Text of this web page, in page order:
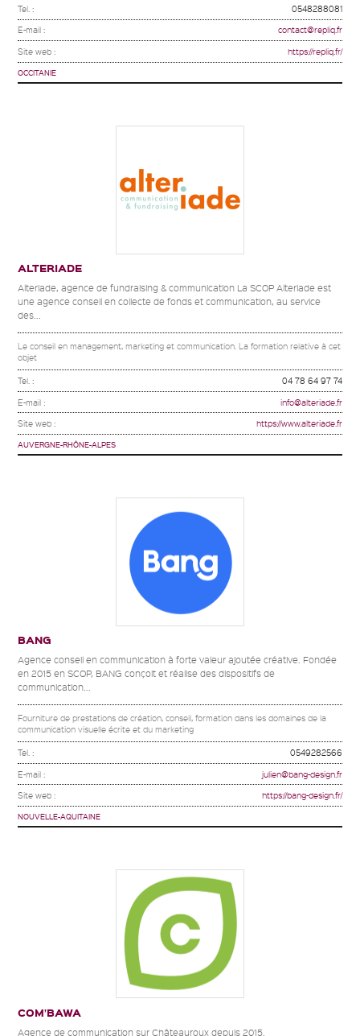
Tel. : 0548288081
E-mail : contact@repliq.fr
Site web : https://repliq.fr/
OCCITANIE
ALTERIADE
Alteriade, agence de fundraising & communication La SCOP Alteriade est
une agence conseil en collecte de fonds et communication, au service
des...
Le conseil en management, marketing et communication. La formation relative à cet
objet
Tel. : 04 78 64 97 74
E-mail : info@alteriade.fr
Site web : https://www.alteriade.fr
AUVERGNE-RHÔNE-ALPES
BANG
Agence conseil en communication à forte valeur ajoutée créative. Fondée
en 2015 en SCOP, BANG conçoit et réalise des dispositifs de
communication...
Fourniture de prestations de création, conseil, formation dans les domaines de la
communication visuelle écrite et du marketing
Tel. : 0549282566
E-mail : julien@bang-design.fr
Site web : https://bang-design.fr/
NOUVELLE-AQUITAINE
COM’BAWA
Agence de communication sur Châteauroux depuis 2015.